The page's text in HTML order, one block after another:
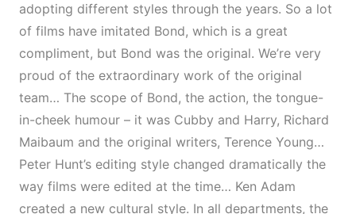
adopting different styles through the years. So a lot
of films have imitated Bond, which is a great
compliment, but Bond was the original. We’re very
proud of the extraordinary work of the original
team… The scope of Bond, the action, the tongue-
in-cheek humour – it was Cubby and Harry, Richard
Maibaum and the original writers, Terence Young…
Peter Hunt’s editing style changed dramatically the
way films were edited at the time… Ken Adam
created a new cultural style. In all departments, the